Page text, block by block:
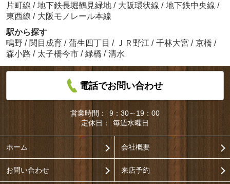
片町線 / 地下鉄長堀鶴見緑地 / 大阪環状線 / 地下鉄中央線 /
東西線 / 大阪モノレール本線
駅から探す
鴫野 / 関目成育 / 蒲生四丁目 / ＪＲ野江 / 千林大宮 / 京橋 /
森小路 / 太子橋今市 / 緑橋 / 清水
電話でお問い合わせ
営業時間：
9：30～19：00
定休日：
毎週水曜日
ホーム 会社概要
お問い合わせ 来店予約